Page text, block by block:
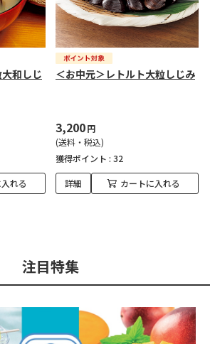
和しじ
れる
＜お中元＞レトルト大粒しじみ
3,200円
(送料・税込)
獲得ポイント : 32
詳細 カートに入れる
注目特集